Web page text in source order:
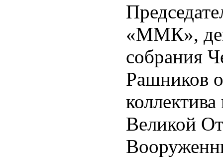
«ММК»,
собрания
Рашников
Великой